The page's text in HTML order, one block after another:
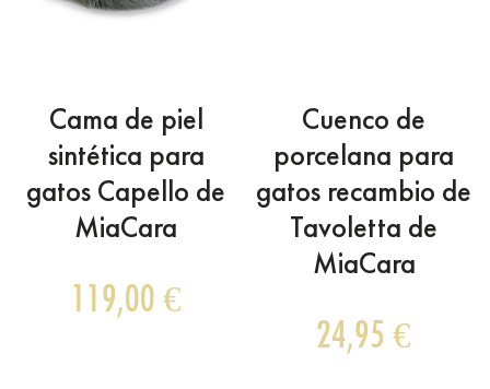
Cama de piel
sintética para
gatos Capello de
MiaCara
119,00€
Cuenco de
porcelana para
gatos recambio de
Tavoletta de
MiaCara
24,95€